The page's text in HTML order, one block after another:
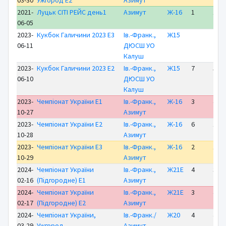
2021-
06-05
Луцьк СІТІ РЕЙС день1 Азимут Ж-16 1
2023-
06-11
Кукбок Галичини 2023 E3
Ів.-Франк.,
ДЮСШ УО
Калуш
Ж15
2023-
06-10
Кукбок Галичини 2023 E2
Ів.-Франк.,
ДЮСШ УО
Калуш
Ж15 7
2023-
10-27
Чемпіонат України E1
Ів.-Франк.,
Азимут
Ж-16 3
2023-
10-28
Чемпіонат України E2
Ів.-Франк.,
Азимут
Ж-16 6
2023-
10-29
Чемпіонат України E3
Ів.-Франк.,
Азимут
Ж-16 2
2024-
02-16
Чемпіонат України
(Підгородне) E1
Ів.-Франк.,
Азимут
Ж21Е 4
2024-
02-17
Чемпіонат України
(Підгородне) E2
Ів.-Франк.,
Азимут
Ж21Е 3
2024- Чемпіонат України,
Ів.-Франк./
Ж20 4